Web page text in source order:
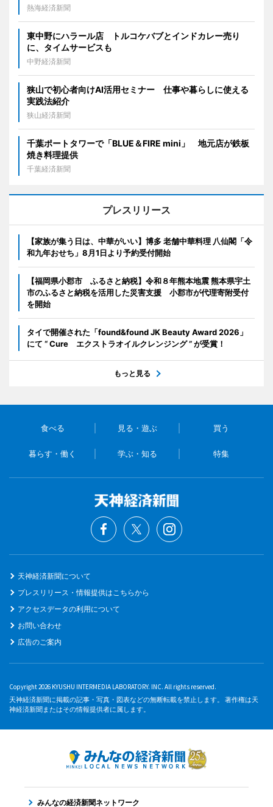
熱海経済新聞
東中野にハラール店 トルコケバブとインドカレー売り
に、タイムサービスも
中野経済新聞
狭山で初心者向けAI活用セミナー 仕事や暮らしに使える
実践法紹介
狭山経済新聞
千葉ポートタワーで「BLUE＆FIRE mini」 地元店が鉄板
焼き料理提供
千葉経済新聞
プレスリリース
【家族が集う日は、中華がいい】博多 老舗中華料理 八仙閣「令
和九年おせち」8月1日より予約受付開始
【福岡県小郡市 ふるさと納税】令和８年熊本地震 熊本県宇土
市のふるさと納税を活用した災害支援 小郡市が代理寄附受付
を開始
タイで開催された「found&found JK Beauty Award 2026」
にて “ Cure エクストラオイルクレンジング ” が受賞！
もっと見る
食べる 見る・遊ぶ 買う
暮らす・働く 学ぶ・知る 特集
天神経済新聞について
プレスリリース・情報提供はこちらから
アクセスデータの利用について
お問い合わせ
広告のご案内
Copyright 2026 KYUSHU INTERMEDIA LABORATORY. INC. All rights reserved.
天神経済新聞に掲載の記事・写真・図表などの無断転載を禁止します。 著作権は天
神経済新聞またはその情報提供者に属します。
みんなの経済新聞ネットワーク